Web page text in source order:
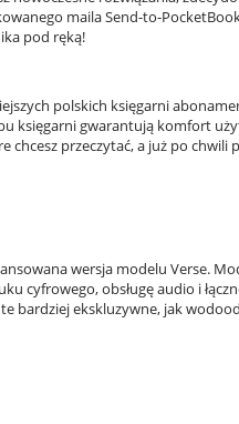
maila Send-to-
pod ręką!
polskich księgarni
księgarni gwarantują komfort
chcesz przeczytać, a już po
wersja modelu Verse.
cyfrowego, obsługę audio i
bardziej ekskluzywne, jak